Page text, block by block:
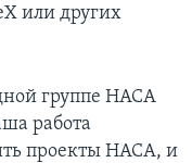
или других
группе НАСА
работа
проекты НАСА, и